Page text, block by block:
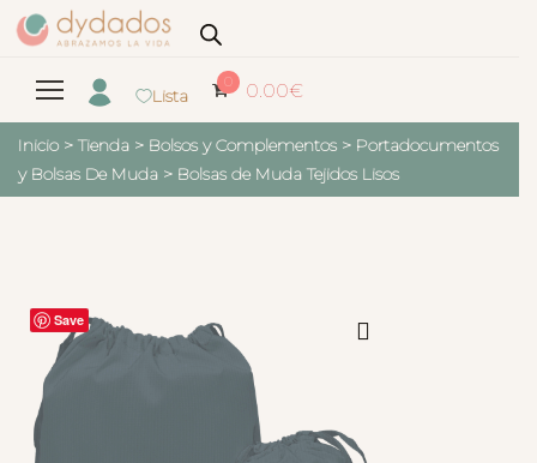
Lista
0 0.00€
Inicio > Tienda > Bolsos y Complementos > Portadocumentos
y Bolsas De Muda > Bolsas de Muda Tejidos Lisos
Save